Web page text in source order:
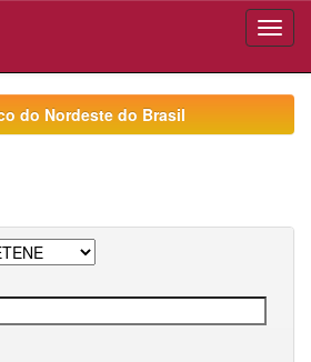
do Nordeste do Brasil